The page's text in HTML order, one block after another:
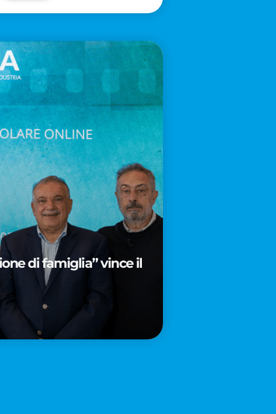
di famiglia” vince il